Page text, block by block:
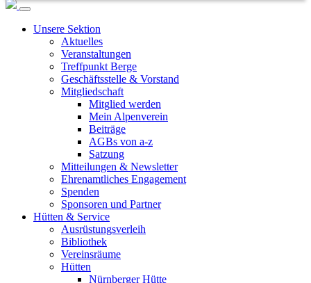
Unsere Sektion
Aktuelles
Veranstaltungen
Treffpunkt Berge
Geschäftsstelle & Vorstand
Mitgliedschaft
Mitglied werden
Mein Alpenverein
Beiträge
AGBs von a-z
Satzung
Mitteilungen & Newsletter
Ehrenamtliches Engagement
Spenden
Sponsoren und Partner
Hütten & Service
Ausrüstungsverleih
Bibliothek
Vereinsräume
Hütten
Nürnberger Hütte